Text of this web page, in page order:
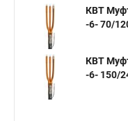
КВТ
-6- 70/
КВТ
-6- 150/